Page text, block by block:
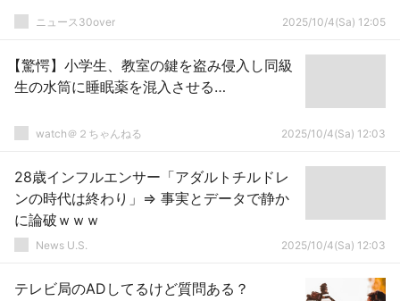
ニュース30over 2025/10/4(Sa) 12:05
【驚愕】小学生、教室の鍵を盗み侵入し同級
生の水筒に睡眠薬を混入させる…
watch＠２ちゃんねる 2025/10/4(Sa) 12:03
28歳インフルエンサー「アダルトチルドレ
ンの時代は終わり」⇒ 事実とデータで静か
に論破ｗｗｗ
News U.S. 2025/10/4(Sa) 12:03
テレビ局のADしてるけど質問ある？